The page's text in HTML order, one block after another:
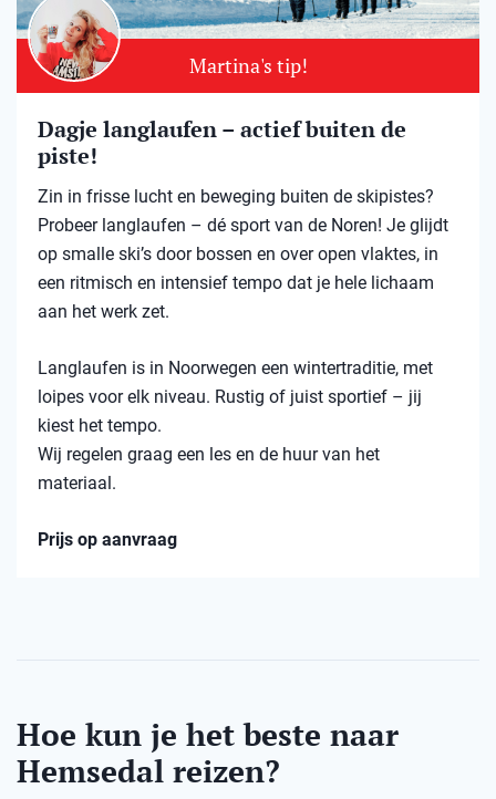
Martina's tip!
Dagje langlaufen – actief buiten de
piste!
Zin in frisse lucht en beweging buiten de skipistes?
Probeer langlaufen – dé sport van de Noren! Je glijdt
op smalle ski’s door bossen en over open vlaktes, in
een ritmisch en intensief tempo dat je hele lichaam
aan het werk zet.
Langlaufen is in Noorwegen een wintertraditie, met
loipes voor elk niveau. Rustig of juist sportief – jij
kiest het tempo.
Wij regelen graag een les en de huur van het
materiaal.
Prijs op aanvraag
Hoe kun je het beste naar
Hemsedal reizen?